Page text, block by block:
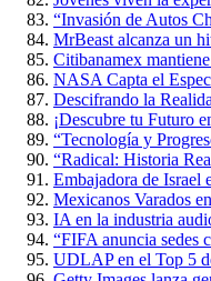
“Invasión de Autos
MrBeast alcanza un
Citibanamex
NASA Capta el
Descifrando la
¡Descubre tu Futuro
“Tecnología y
“Radical: Historia
Embajadora de Israel
Mexicanos Varados
IA en la industria
“FIFA anuncia sedes
UDLAP en el Top 5